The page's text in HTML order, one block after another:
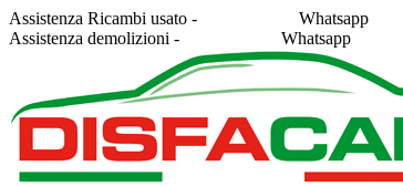
Assistenza Ricambi usato -
Whatsapp
Assistenza demolizioni -
Whatsapp